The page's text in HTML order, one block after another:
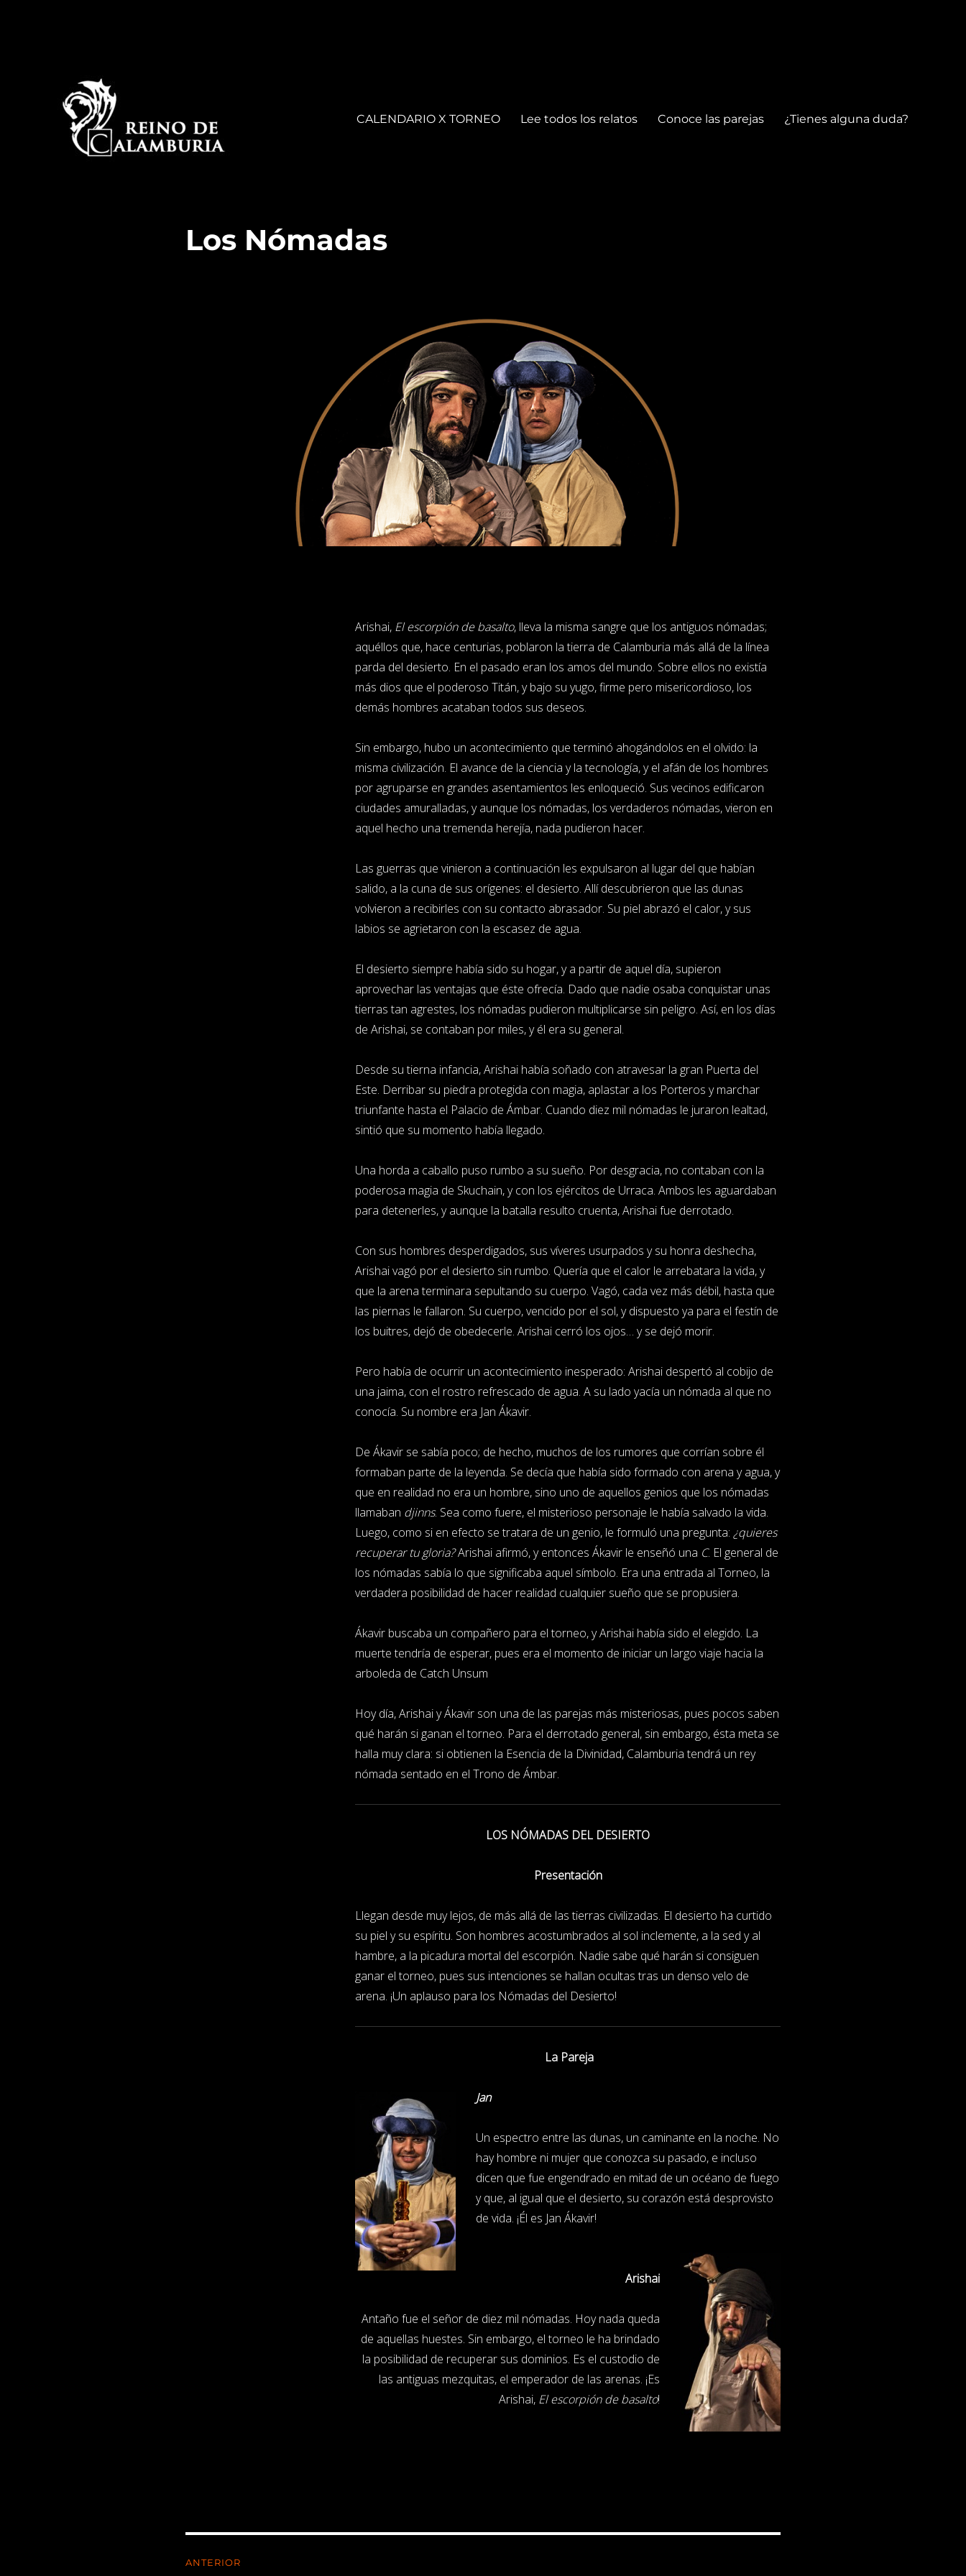
CALENDARIO X TORNEO Lee todos los relatos Conoce las parejas ¿Tienes alguna duda?
Los Nómadas
Arishai, El escorpión de basalto, lleva la misma sangre que los antiguos nómadas;
aquéllos que, hace centurias, poblaron la tierra de Calamburia más allá de la línea
parda del desierto. En el pasado eran los amos del mundo. Sobre ellos no existía
más dios que el poderoso Titán, y bajo su yugo, firme pero misericordioso, los
demás hombres acataban todos sus deseos.
Sin embargo, hubo un acontecimiento que terminó ahogándolos en el olvido: la
misma civilización. El avance de la ciencia y la tecnología, y el afán de los hombres
por agruparse en grandes asentamientos les enloqueció. Sus vecinos edificaron
ciudades amuralladas, y aunque los nómadas, los verdaderos nómadas, vieron en
aquel hecho una tremenda herejía, nada pudieron hacer.
Las guerras que vinieron a continuación les expulsaron al lugar del que habían
salido, a la cuna de sus orígenes: el desierto. Allí descubrieron que las dunas
volvieron a recibirles con su contacto abrasador. Su piel abrazó el calor, y sus
labios se agrietaron con la escasez de agua.
El desierto siempre había sido su hogar, y a partir de aquel día, supieron
aprovechar las ventajas que éste ofrecía. Dado que nadie osaba conquistar unas
tierras tan agrestes, los nómadas pudieron multiplicarse sin peligro. Así, en los días
de Arishai, se contaban por miles, y él era su general.
Desde su tierna infancia, Arishai había soñado con atravesar la gran Puerta del
Este. Derribar su piedra protegida con magia, aplastar a los Porteros y marchar
triunfante hasta el Palacio de Ámbar. Cuando diez mil nómadas le juraron lealtad,
sintió que su momento había llegado.
Una horda a caballo puso rumbo a su sueño. Por desgracia, no contaban con la
poderosa magia de Skuchain, y con los ejércitos de Urraca. Ambos les aguardaban
para detenerles, y aunque la batalla resulto cruenta, Arishai fue derrotado.
Con sus hombres desperdigados, sus víveres usurpados y su honra deshecha,
Arishai vagó por el desierto sin rumbo. Quería que el calor le arrebatara la vida, y
que la arena terminara sepultando su cuerpo. Vagó, cada vez más débil, hasta que
las piernas le fallaron. Su cuerpo, vencido por el sol, y dispuesto ya para el festín de
los buitres, dejó de obedecerle. Arishai cerró los ojos… y se dejó morir.
Pero había de ocurrir un acontecimiento inesperado: Arishai despertó al cobijo de
una jaima, con el rostro refrescado de agua. A su lado yacía un nómada al que no
conocía. Su nombre era Jan Ákavir.
De Ákavir se sabía poco; de hecho, muchos de los rumores que corrían sobre él
formaban parte de la leyenda. Se decía que había sido formado con arena y agua, y
que en realidad no era un hombre, sino uno de aquellos genios que los nómadas
llamaban djinns. Sea como fuere, el misterioso personaje le había salvado la vida.
Luego, como si en efecto se tratara de un genio, le formuló una pregunta:¿quieres
recuperar tu gloria?Arishai afirmó, y entonces Ákavir le enseñó una C. El general de
los nómadas sabía lo que significaba aquel símbolo. Era una entrada al Torneo, la
verdadera posibilidad de hacer realidad cualquier sueño que se propusiera.
Ákavir buscaba un compañero para el torneo, y Arishai había sido el elegido. La
muerte tendría de esperar, pues era el momento de iniciar un largo viaje hacia la
arboleda de Catch Unsum
Hoy día, Arishai y Ákavir son una de las parejas más misteriosas, pues pocos saben
qué harán si ganan el torneo. Para el derrotado general, sin embargo, ésta meta se
halla muy clara: si obtienen la Esencia de la Divinidad, Calamburia tendrá un rey
nómada sentado en el Trono de Ámbar.
LOS NÓMADAS DEL DESIERTO
Presentación
Llegan desde muy lejos, de más allá de las tierras civilizadas. El desierto ha curtido
su piel y su espíritu. Son hombres acostumbrados al sol inclemente, a la sed y al
hambre, a la picadura mortal del escorpión. Nadie sabe qué harán si consiguen
ganar el torneo, pues sus intenciones se hallan ocultas tras un denso velo de
arena. ¡Un aplauso para los Nómadas del Desierto!
La Pareja
Jan
Un espectro entre las dunas, un caminante en la noche. No
hay hombre ni mujer que conozca su pasado, e incluso
dicen que fue engendrado en mitad de un océano de fuego
y que, al igual que el desierto, su corazón está desprovisto
de vida. ¡Él es Jan Ákavir!
Arishai
Antaño fue el señor de diez mil nómadas. Hoy nada queda
de aquellas huestes. Sin embargo, el torneo le ha brindado
la posibilidad de recuperar sus dominios. Es el custodio de
las antiguas mezquitas, el emperador de las arenas. ¡Es
Arishai, El escorpión de basalto!
ANTERIOR